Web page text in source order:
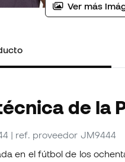
Ver más
de la
| ref. proveedor JM9444
en el fútbol de los